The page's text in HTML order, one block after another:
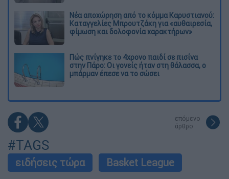
Νέα αποχώρηση από το κόμμα Καρυστιανού:
Καταγγελίες Μπρουτζάκη για «αυθαιρεσία,
φίμωση και δολοφονία χαρακτήρων»
Πώς πνίγηκε το 4χρονο παιδί σε πισίνα
στην Πάρο: Οι γονείς ήταν στη θάλασσα, ο
μπάρμαν έπεσε να το σώσει
επόμενο
άρθρο
#TAGS
ειδήσεις τώρα Basket League